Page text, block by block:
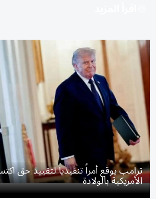
ترامب يوقع أمراً تنفيذياً لتقييد حق
الأمريكية بالولادة